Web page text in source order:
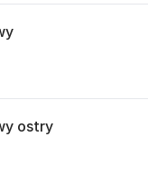
ostry